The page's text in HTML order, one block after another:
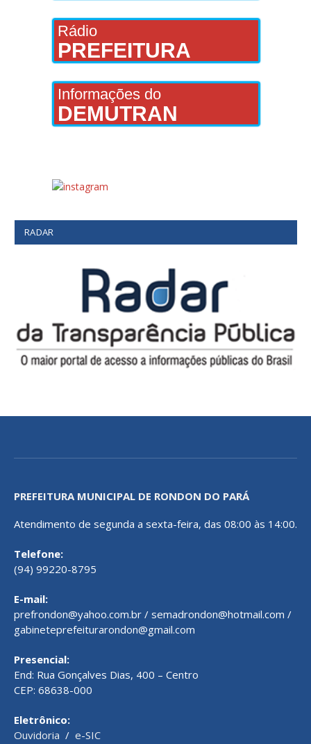
Rádio
PREFEITURA
Informações do
DEMUTRAN
RADAR
PREFEITURA MUNICIPAL DE RONDON DO PARÁ
Atendimento de segunda a sexta-feira, das 08:00 às 14:00.
Telefone:
(94) 99220-8795
E-mail:
prefrondon@yahoo.com.br / semadrondon@hotmail.com /
gabineteprefeiturarondon@gmail.com
Presencial:
End: Rua Gonçalves Dias, 400 – Centro
CEP: 68638-000
Eletrônico:
Ouvidoria / e-SIC